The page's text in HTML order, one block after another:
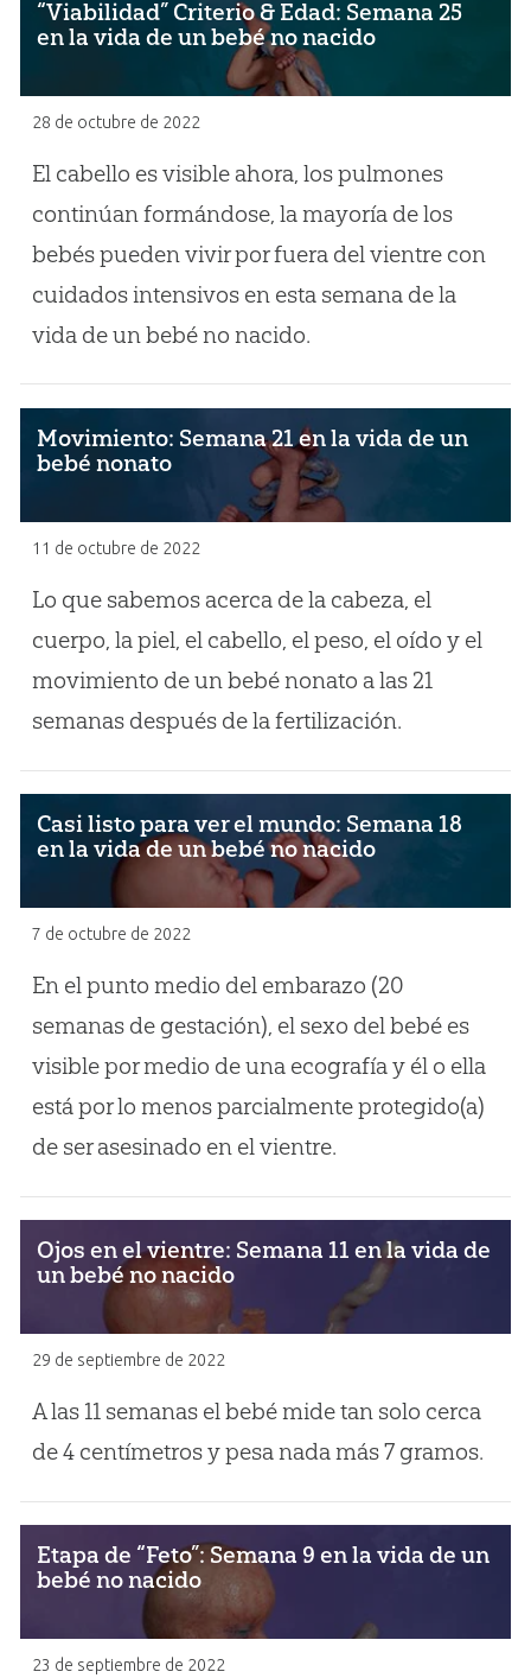
“Viabilidad” Criterio & Edad: Semana 25
en la vida de un bebé no nacido
28 de octubre de 2022
El cabello es visible ahora, los pulmones
continúan formándose, la mayoría de los
bebés pueden vivir por fuera del vientre con
cuidados intensivos en esta semana de la
vida de un bebé no nacido.
Movimiento: Semana 21 en la vida de un
bebé nonato
11 de octubre de 2022
Lo que sabemos acerca de la cabeza, el
cuerpo, la piel, el cabello, el peso, el oído y el
movimiento de un bebé nonato a las 21
semanas después de la fertilización.
Casi listo para ver el mundo: Semana 18
en la vida de un bebé no nacido
7 de octubre de 2022
En el punto medio del embarazo (20
semanas de gestación), el sexo del bebé es
visible por medio de una ecografía y él o ella
está por lo menos parcialmente protegido(a)
de ser asesinado en el vientre.
Ojos en el vientre: Semana 11 en la vida de
un bebé no nacido
29 de septiembre de 2022
A las 11 semanas el bebé mide tan solo cerca
de 4 centímetros y pesa nada más 7 gramos.
Etapa de “Feto”: Semana 9 en la vida de un
bebé no nacido
23 de septiembre de 2022